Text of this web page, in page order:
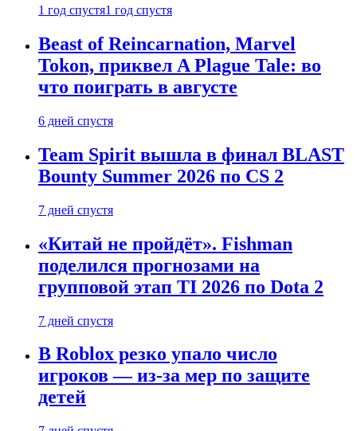
1 год спустя1 год спустя
Beast of Reincarnation, Marvel
Tokon, приквел A Plague Tale: во
что поиграть в августе
6 дней спустя
Team Spirit вышла в финал BLAST
Bounty Summer 2026 по CS 2
7 дней спустя
«Китай не пройдёт». Fishman
поделился прогнозами на
групповой этап TI 2026 по Dota 2
7 дней спустя
В Roblox резко упало число
игроков — из-за мер по защите
детей